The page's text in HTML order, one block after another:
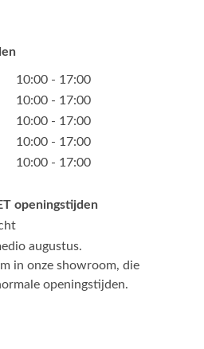
10:00 - 17:00
10:00 - 17:00
10:00 - 17:00
10:00 - 17:00
10:00 - 17:00
openingstijden
augustus.
in onze showroom, die
openingstijden.